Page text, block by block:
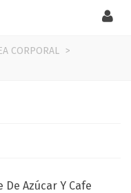
CORPORAL >
De Azúcar Y Cafe